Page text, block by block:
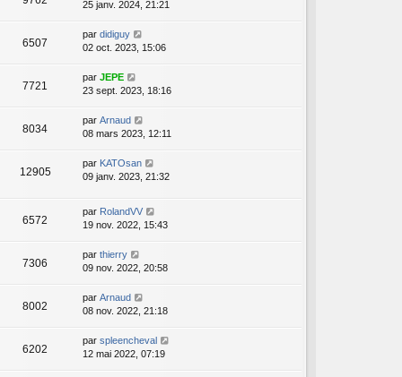
25 janv. 2024, 21:21
6507
par didiguy
02 oct. 2023, 15:06
7721
par JEPE
23 sept. 2023, 18:16
8034
par Arnaud
08 mars 2023, 12:11
12905
par KATOsan
09 janv. 2023, 21:32
6572
par RolandVV
19 nov. 2022, 15:43
7306
par thierry
09 nov. 2022, 20:58
8002
par Arnaud
08 nov. 2022, 21:18
6202
par spleencheval
12 mai 2022, 07:19